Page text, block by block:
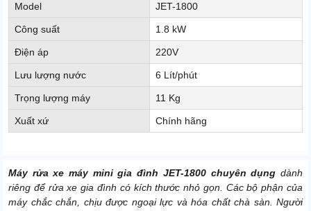
Model JET-1800
Công suất 1.8 kW
Điện áp 220V
Lưu lượng nước 6 Lít/phút
Trọng lượng máy 11 Kg
Xuất xứ Chính hãng
Máy rửa xe máy mini gia đình JET-1800 chuyên dụng dành
riêng để rửa xe gia đình có kích thước nhỏ gọn. Các bộ phận của
máy chắc chắn, chịu được ngoại lực và hóa chất chà sàn. Người